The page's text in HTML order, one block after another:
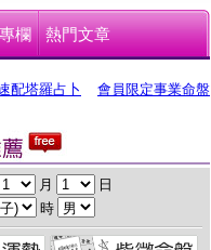
欄 熱門文章
會員限定事業命盤
配塔羅占卜
月
日
時